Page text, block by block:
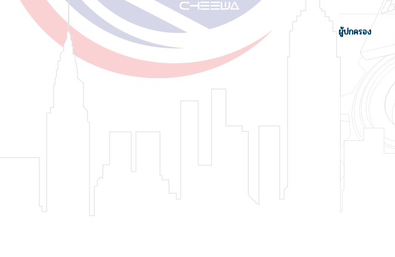
ผู้ปกครอง